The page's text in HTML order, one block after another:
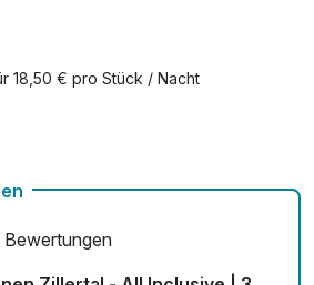
18,50 € pro Stück / Nacht
Bewertungen